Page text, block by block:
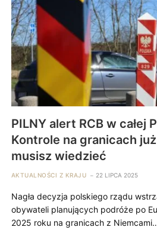
PILNY alert RCB w całej
Kontrole na granicach
musisz wiedzieć
AKTUALNOŚCI Z KRAJU 22 LIPCA 2025
Nagła decyzja polskiego rządu
obywateli planujących podróże po
2025 roku na granicach z